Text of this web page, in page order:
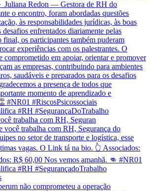
trabalha com RH, Seguran
não comprometeu a operação